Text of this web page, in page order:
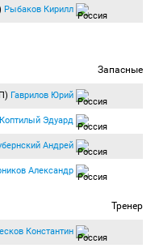
Рыбаков Кирилл
Запасные
Гаврилов Юрий
Коптилый Эдуард
Андрей
Александр
Тренер
Константин